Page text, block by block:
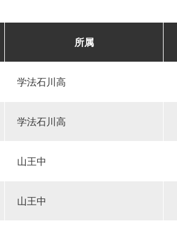
所属
学法石川高
学法石川高
山王中
山王中